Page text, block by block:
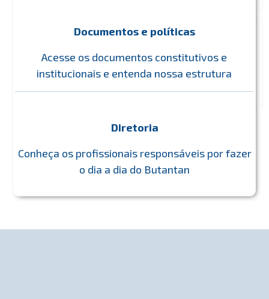
Documentos e políticas
Acesse os documentos constitutivos e
institucionais e entenda nossa estrutura
Diretoria
Conheça os profissionais responsáveis por fazer
o dia a dia do Butantan